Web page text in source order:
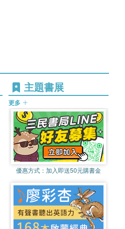
主題書展
更多
優惠方式： 加入即送50元購書金